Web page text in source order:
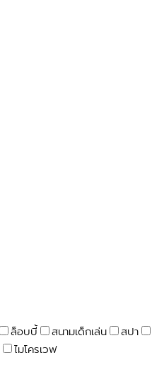
ล็อบบี้ สนามเด็กเล่น สปา
ไมโครเวฟ